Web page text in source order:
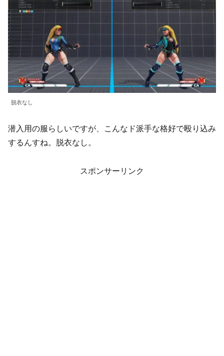
脱衣なし
潜入用の服らしいですが、こんなド派手な格好で殴り込み
するんすね。脱衣なし。
スポンサーリンク